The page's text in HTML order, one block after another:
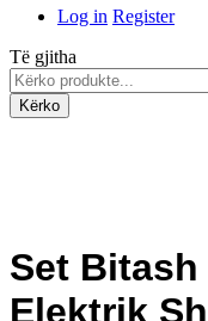
Log in Register
Të gjitha
Kërko
Set
Elektrik